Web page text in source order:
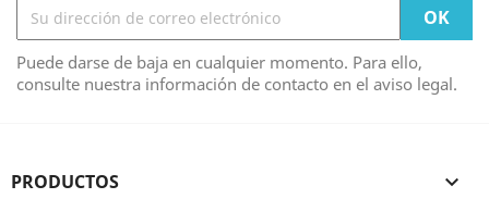
Puede darse de baja en cualquier momento. Para ello,
consulte nuestra información de contacto en el aviso legal.
PRODUCTOS 